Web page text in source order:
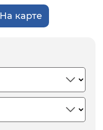
На карте